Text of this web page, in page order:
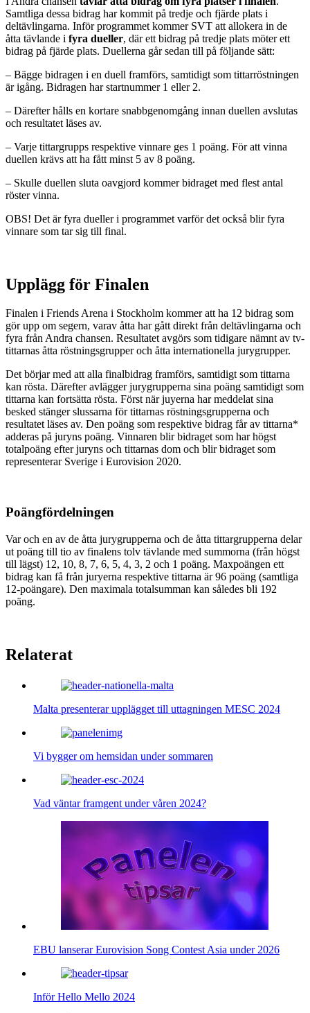
Samtliga dessa bidrag har kommit på tredje och fjärde plats i
deltävlingarna. Inför programmet kommer SVT att allokera in de
åtta tävlande i fyra dueller, där ett bidrag på tredje plats möter ett
bidrag på fjärde plats. Duellerna går sedan till på följande sätt:
– Bägge bidragen i en duell framförs, samtidigt som tittarröstningen
är igång. Bidragen har startnummer 1 eller 2.
– Därefter hålls en kortare snabbgenomgång innan duellen avslutas
och resultatet läses av.
– Varje tittargrupps respektive vinnare ges 1 poäng. För att vinna
duellen krävs att ha fått minst 5 av 8 poäng.
– Skulle duellen sluta oavgjord kommer bidraget med flest antal
röster vinna.
OBS! Det är fyra dueller i programmet varför det också blir fyra
vinnare som tar sig till final.
Upplägg för Finalen
Finalen i Friends Arena i Stockholm kommer att ha 12 bidrag som
gör upp om segern, varav åtta har gått direkt från deltävlingarna och
fyra från Andra chansen. Resultatet avgörs som tidigare nämnt av tv-
tittarnas åtta röstningsgrupper och åtta internationella jurygrupper.
Det börjar med att alla finalbidrag framförs, samtidigt som tittarna
kan rösta. Därefter avlägger jurygrupperna sina poäng samtidigt som
tittarna kan fortsätta rösta. Först när juyerna har meddelat sina
besked stänger slussarna för tittarnas röstningsgrupperna och
resultatet läses av. Den poäng som respektive bidrag får av tittarna*
adderas på juryns poäng. Vinnaren blir bidraget som har högst
totalpoäng efter juryns och tittarnas dom och blir bidraget som
representerar Sverige i Eurovision 2020.
Poängfördelningen
Var och en av de åtta jurygrupperna och de åtta tittargrupperna delar
ut poäng till tio av finalens tolv tävlande med summorna (från högst
till lägst) 12, 10, 8, 7, 6, 5, 4, 3, 2 och 1 poäng. Maxpoängen ett
bidrag kan få från juryerna respektive tittarna är 96 poäng (samtliga
12-poängare). Den maximala totalsumman kan således bli 192
poäng.
Relaterat
Malta presenterar upplägget till uttagningen MESC 2024
Vi bygger om hemsidan under sommaren
Vad väntar framgent under våren 2024?
EBU lanserar Eurovision Song Contest Asia under 2026
Inför Hello Mello 2024